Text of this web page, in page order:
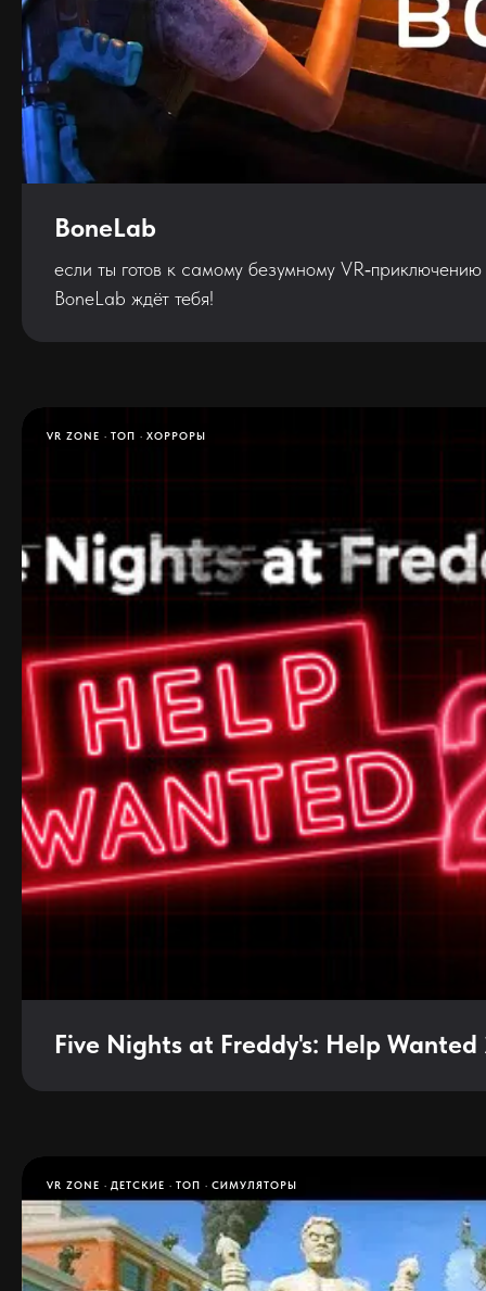
BoneLab
если ты готов к самому безумному
BoneLab ждёт тебя!
VR ZONE ТОП ХОРРОРЫ
Five Nights at Freddy's: Help Wanted
VR ZONE ДЕТСКИЕ ТОП СИМУЛЯТОРЫ